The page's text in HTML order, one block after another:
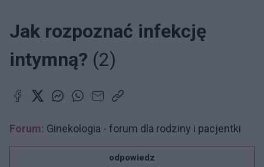
Jak rozpoznać infekcję
intymną? (2)
Forum: Ginekologia - forum dla rodziny i pacjentki
odpowiedz